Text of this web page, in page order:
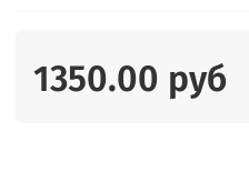
1350.00 руб